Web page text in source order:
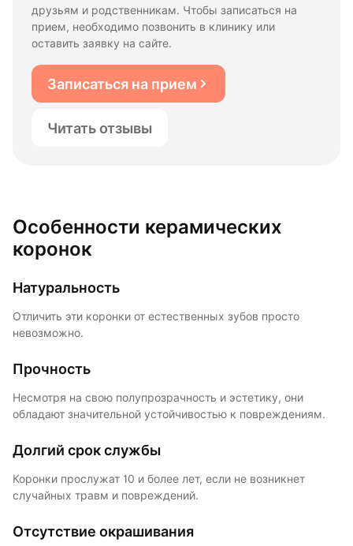
друзьям и родственникам. Чтобы записаться на
прием, необходимо позвонить в клинику или
оставить заявку на сайте.
Записаться на прием
Читать отзывы
Особенности керамических
коронок
Натуральность
Отличить эти коронки от естественных зубов просто
невозможно.
Прочность
Несмотря на свою полупрозрачность и эстетику, они
обладают значительной устойчивостью к повреждениям.
Долгий срок службы
Коронки прослужат 10 и более лет, если не возникнет
случайных травм и повреждений.
Отсутствие окрашивания